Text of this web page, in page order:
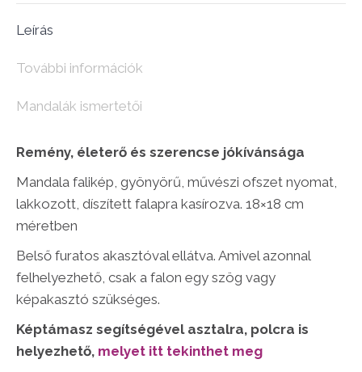
cm)
Leírás
További információk
Mandalák ismertetői
Remény, életerő és szerencse jókívánsága
Mandala falikép, gyönyörű, művészi ofszet nyomat,
lakkozott, díszített falapra kasírozva. 18×18 cm
méretben
Belső furatos akasztóval ellátva. Amivel azonnal
felhelyezhető, csak a falon egy szög vagy
képakasztó szükséges.
Képtámasz segítségével asztalra, polcra is
helyezhető, melyet itt tekinthet meg